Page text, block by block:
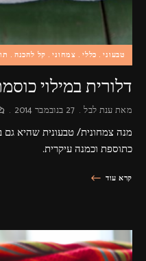
טבעוני כללי צמחוני קל להכנה
דלורית במילוי
מאתענת לבל 27 בנובמבר 2014
מנה צמחונית/ טבעונית שהיא
כתוספת וכמנה עיקרית.
קרא עוד